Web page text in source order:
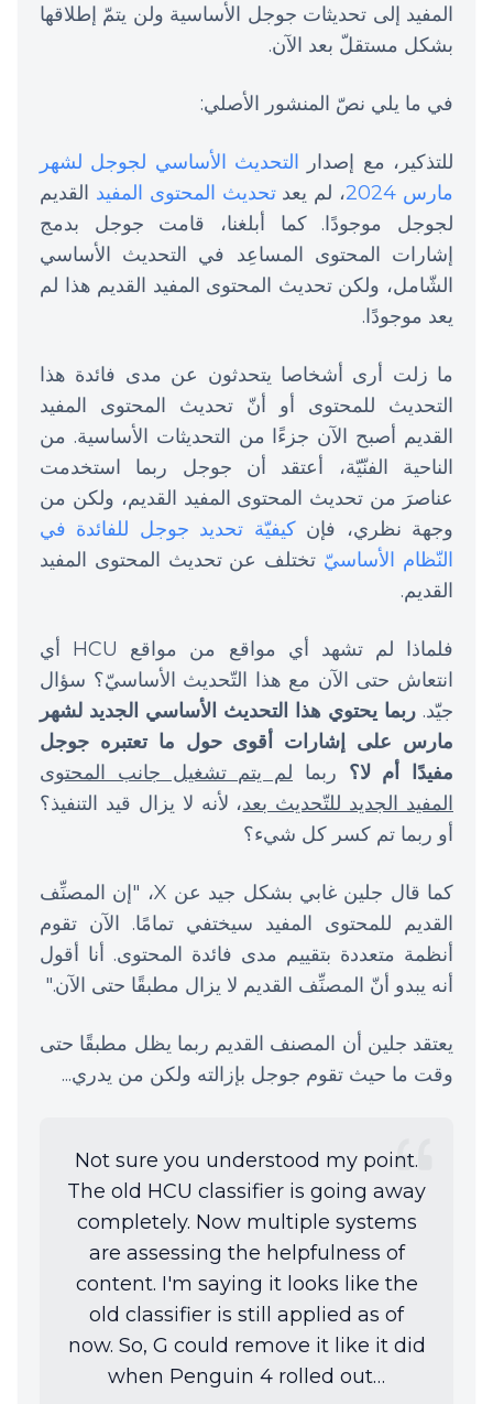
المفيد إلى تحديثات جوجل الأساسية ولن يتمّ إطلاقها
بشكل مستقلّ بعد الآن.
في ما يلي نصّ المنشور الأصلي:
للتذكير، مع إصدار التحديث الأساسي لجوجل لشهر
مارس 2024
، لم يعدتحديث المحتوى المفيد القديم
لجوجل موجودًا. كما أبلغنا، قامت جوجل بدمج
إشارات المحتوى المساعِد في التحديث الأساسي
الشّامل، ولكن تحديث المحتوى المفيد القديم هذا لم
يعد موجودًا.
ما زلت أرى أشخاصا يتحدثون عن مدى فائدة هذا
التحديث للمحتوى أو أنّ تحديث المحتوى المفيد
القديم أصبح الآن جزءًا من التحديثات الأساسية. من
الناحية الفنّيّة، أعتقد أن جوجل ربما استخدمت
عناصرَ من تحديث المحتوى المفيد القديم، ولكن من
وجهة نظري، فإنكيفيّة تحديد جوجل للفائدة في
النّظام الأساسيّ تختلف عن تحديث المحتوى المفيد
القديم.
فلماذا لم تشهد أي مواقع من مواقع HCU أي
انتعاش حتى الآن مع هذا التّحديث الأساسيّ؟ سؤال
جيّد. ربما يحتوي هذا التحديث الأساسي الجديد لشهر
مارس على إشارات أقوى حول ما تعتبره جوجل
مفيدًا أم لا؟ ربما لم يتم تشغيل جانب المحتوى
المفيد الجديد للتّحديث بعد، لأنه لا يزال قيد التنفيذ؟
أو ربما تم كسر كل شيء؟
كما قال جلين غابي بشكل جيد عن X، "إن المصنِّف
القديم للمحتوى المفيد سيختفي تمامًا. الآن تقوم
أنظمة متعددة بتقييم مدى فائدة المحتوى. أنا أقول
أنه يبدو أنّ المصنِّف القديم لا يزال مطبقًا حتى الآن."
يعتقد جلين أن المصنف القديم ربما يظل مطبقًا حتى
وقت ما حيث تقوم جوجل بإزالته ولكن من يدري...
Not sure you understood my point.
The old HCU classifier is going away
completely. Now multiple systems
are assessing the helpfulness of
content. I'm saying it looks like the
old classifier is still applied as of
now. So, G could remove it like it did
when Penguin 4 rolled out…